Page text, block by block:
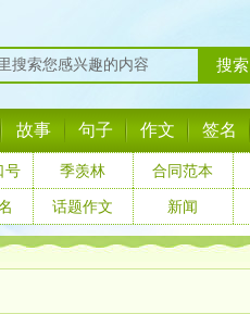
搜索
故事 句子 作文 签名
号 季羡林 合同范本
话题作文 新闻